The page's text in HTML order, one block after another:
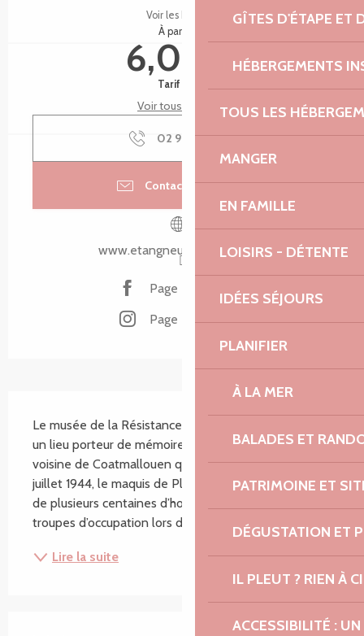
GÎTES D'ÉTAPE ET
HÉBERGEMENTS
TOUS LES
MANGER
EN FAMILLE
LOISIRS - DÉTENTE
IDÉES SÉJOURS
PLANIFIER
À LA MER
BALADES ET
PATRIMOINE ET
DÉGUSTATION ET
IL PLEUT ? RIEN À
ACCESSIBILITÉ :
Voir les horaires
À partir de
6,00 €
Tarif plein
Voir tous les tarifs
02 96 47 17▒▒
Contacter par email
www.etangneufbretagne.com
Page Facebook
Page Instagram
Le musée de la Résistance en Argoat s’inscrit dans
un lieu porteur de mémoire. C’est au cœur de la forêt
voisine de Coatmallouen que se met en place, début
juillet 1944, le maquis de Plésidy à Saint-Connan. Fort
de plusieurs centaines d’hommes, il affronte les
troupes d’occupation lors des combats...
Lire la suite